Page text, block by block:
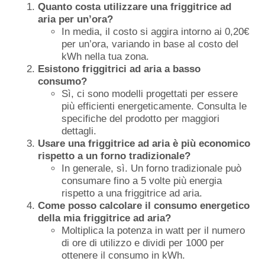
Quanto costa utilizzare una friggitrice ad
aria per un’ora?
In media, il costo si aggira intorno ai 0,20€
per un’ora, variando in base al costo del
kWh nella tua zona.
Esistono friggitrici ad aria a basso
consumo?
Sì, ci sono modelli progettati per essere
più efficienti energeticamente. Consulta le
specifiche del prodotto per maggiori
dettagli.
Usare una friggitrice ad aria è più economico
rispetto a un forno tradizionale?
In generale, sì. Un forno tradizionale può
consumare fino a 5 volte più energia
rispetto a una friggitrice ad aria.
Come posso calcolare il consumo energetico
della mia friggitrice ad aria?
Moltiplica la potenza in watt per il numero
di ore di utilizzo e dividi per 1000 per
ottenere il consumo in kWh.